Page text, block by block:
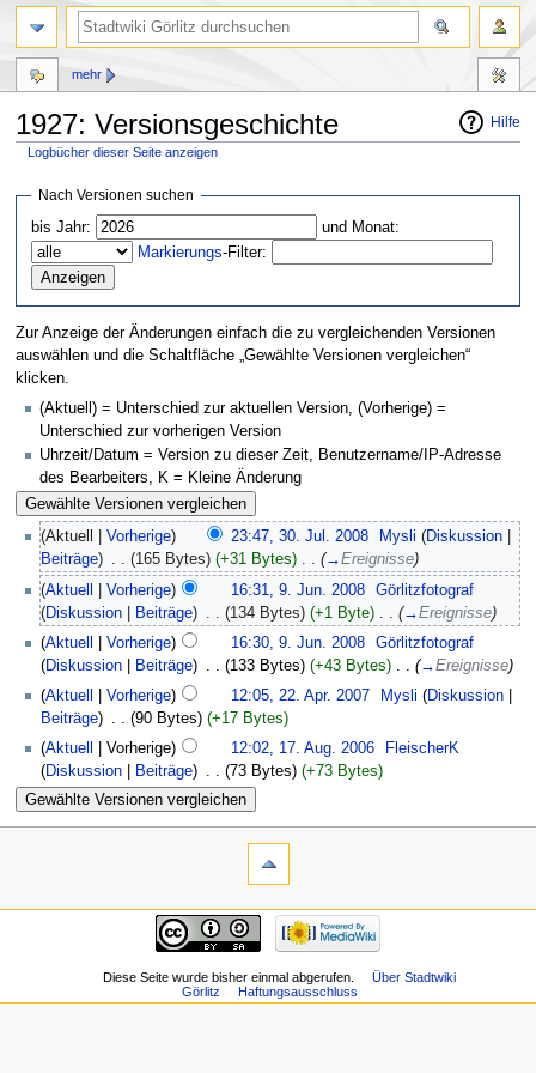
Hilfe
1927: Versionsgeschichte
Logbücher dieser Seite anzeigen
springen
springen
Nach Versionen suchen
bis Jahr:
und Monat:
Markierungs-Filter:
Zur Anzeige der Änderungen einfach die zu vergleichenden Versionen
auswählen und die Schaltfläche „Gewählte Versionen vergleichen“
klicken.
(Aktuell) = Unterschied zur aktuellen Version, (Vorherige) =
Unterschied zur vorherigen Version
Uhrzeit/Datum = Version zu dieser Zeit, Benutzername/IP-Adresse
des Bearbeiters, K = Kleine Änderung
(Aktuell | Vorherige) 23:47, 30. Jul. 2008 Mysli (Diskussion
Beiträge) . . (165 Bytes) (+31 Bytes)‎ . . (→Ereignisse)
(Aktuell Vorherige) 16:31, 9. Jun. 2008
Görlitzfotograf
(Diskussion Beiträge) (134 Bytes) (+1 Byte)‎ (→Ereignisse)
(Aktuell Vorherige) 16:30, 9. Jun. 2008
Görlitzfotograf
(Diskussion Beiträge) . . (133 Bytes) (+43 Bytes)‎ . . (→Ereignisse)
(Aktuell Vorherige) 12:05, 22. Apr. 2007 Mysli (Diskussion
Beiträge) . . (90 Bytes) (+17 Bytes)
(Aktuell | Vorherige) 12:02, 17. Aug. 2006
FleischerK
(Diskussion Beiträge) . . (73 Bytes) (+73 Bytes)
mehr
Diese Seite wurde bisher einmal abgerufen.
Über Stadtwiki
Görlitz
Haftungsausschluss